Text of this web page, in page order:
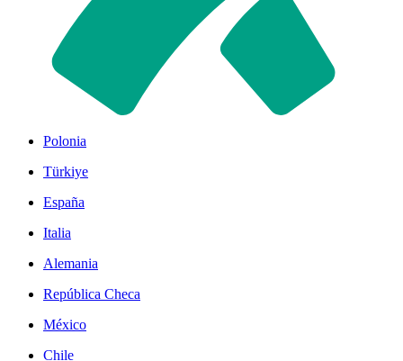
Polonia
Türkiye
España
Italia
Alemania
República Checa
México
Chile